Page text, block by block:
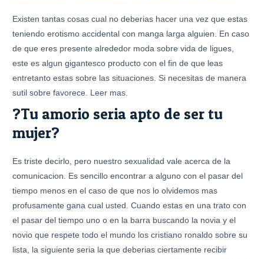
Existen tantas cosas cual no deberias hacer una vez que estas
teniendo erotismo accidental con manga larga alguien. En caso
de que eres presente alrededor moda sobre vida de ligues,
este es algun gigantesco producto con el fin de que leas
entretanto estas sobre las situaciones. Si necesitas de manera
sutil sobre favorece. Leer mas.
?Tu amorio seri­a apto de ser tu
mujer?
Es triste decirlo, pero nuestro sexualidad vale acerca de la
comunicacion. Es sencillo encontrar a alguno con el pasar del
tiempo menos en el caso de que nos lo olvidemos mas
profusamente gana cual usted. Cuando estas en una trato con
el pasar del tiempo uno o en la barra buscando la novia y el
novio que respete todo el mundo los cristiano ronaldo sobre su
lista, la siguiente seria la que deberias ciertamente recibir